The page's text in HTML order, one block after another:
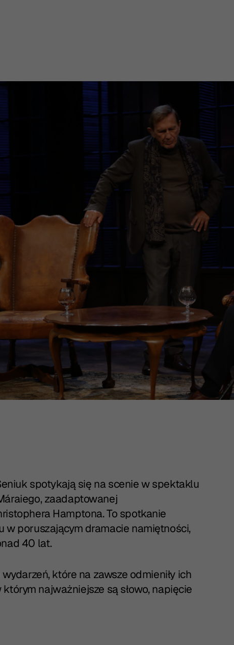
spotykają się na scenie w spektaklu
zaadaptowanej
Hamptona. To spotkanie
poruszającym dramacie namiętności,
40 lat.
które na zawsze odmieniły ich
najważniejsze są słowo, napięcie